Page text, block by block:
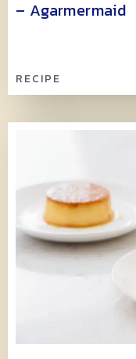
– Agarmermaid
RECIPE